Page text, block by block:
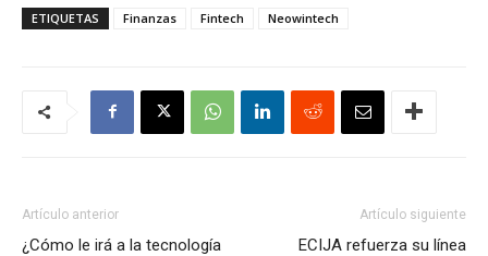
ETIQUETAS Finanzas Fintech Neowintech
Artículo anterior
¿Cómo le irá a la tecnología
Artículo siguiente
ECIJA refuerza su línea